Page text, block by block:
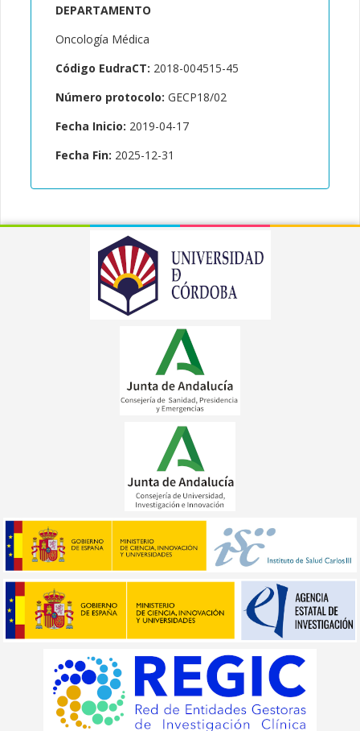
DEPARTAMENTO
Oncología Médica
Código EudraCT: 2018-004515-45
Número protocolo: GECP18/02
Fecha Inicio: 2019-04-17
Fecha Fin: 2025-12-31